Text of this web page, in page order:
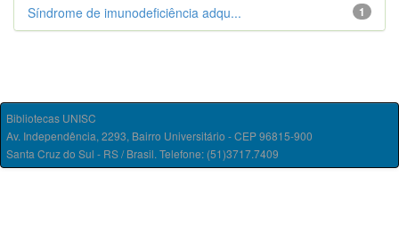
1
Síndrome de imunodeficiência adqu...
Bibliotecas UNISC
Av. Independência, 2293, Bairro Universitário - CEP 96815-900
Santa Cruz do Sul - RS / Brasil. Telefone: (51)3717.7409